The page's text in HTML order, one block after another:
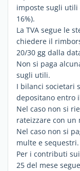
imposte sugli utili
16%).
La TVA segue le
chiedere il
20/30 gg dalla
Non si paga
sugli utili.
I bilanci societari
depositano entro
Nel caso non si
rateizzare con
Nel caso non si
multe e sequestri.
Per i contributi
25 del mese